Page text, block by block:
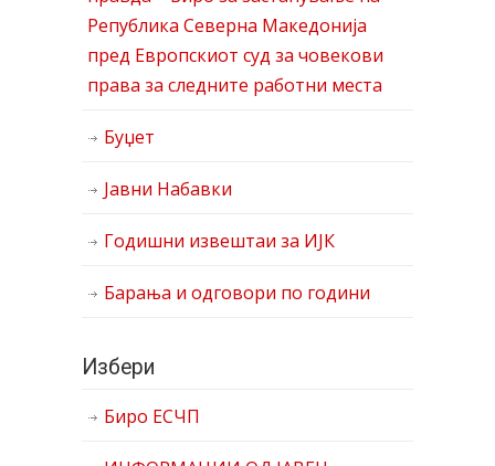
Република Северна Македонија
пред Европскиот суд за човекови
права за следните работни места
Буџет
Јавни Набавки
Годишни извештаи за ИЈК
Барања и одговори по години
Избери
Биро ЕСЧП